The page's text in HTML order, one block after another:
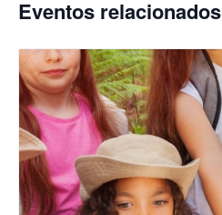
Eventos relacionados